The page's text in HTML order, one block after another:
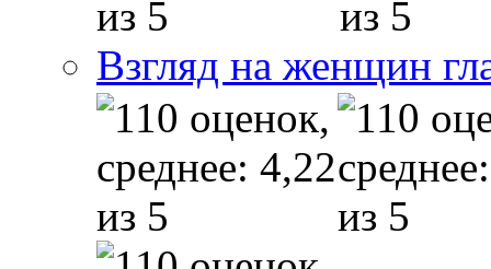
Взгляд на женщин